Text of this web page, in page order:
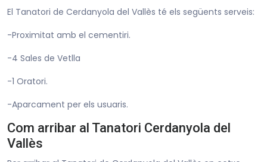
El Tanatori de Cerdanyola del Vallès té els següents serveis:
-Proximitat amb el cementiri.
-4 Sales de Vetlla
-1 Oratori.
-Aparcament per els usuaris.
Com arribar al Tanatori Cerdanyola del
Vallès